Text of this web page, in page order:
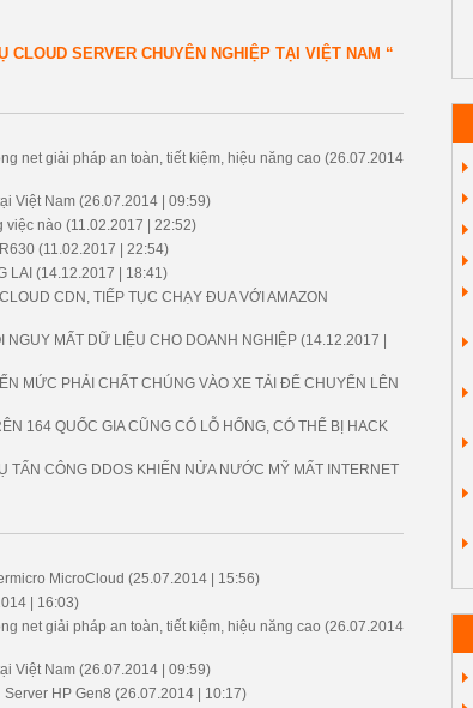
CLOUD SERVER CHUYÊN NGHIỆP TẠI VIỆT NAM “
net giải pháp an toàn, tiết kiệm, hiệu năng cao (26.07.2014
Việt Nam (26.07.2014 | 09:59)
việc nào (11.02.2017 | 22:52)
(11.02.2017 | 22:54)
LAI (14.12.2017 | 18:41)
CDN, TIẾP TỤC CHẠY ĐUA VỚI AMAZON
NGUY MẤT DỮ LIỆU CHO DOANH NGHIỆP (14.12.2017 |
MỨC PHẢI CHẤT CHÚNG VÀO XE TẢI ĐỂ CHUYỂN LÊN
164 QUỐC GIA CŨNG CÓ LỖ HỔNG, CÓ THỂ BỊ HACK
TẤN CÔNG DDOS KHIẾN NỬA NƯỚC MỸ MẤT INTERNET
MicroCloud (25.07.2014 | 15:56)
| 16:03)
net giải pháp an toàn, tiết kiệm, hiệu năng cao (26.07.2014
Việt Nam (26.07.2014 | 09:59)
HP Gen8 (26.07.2014 | 10:17)